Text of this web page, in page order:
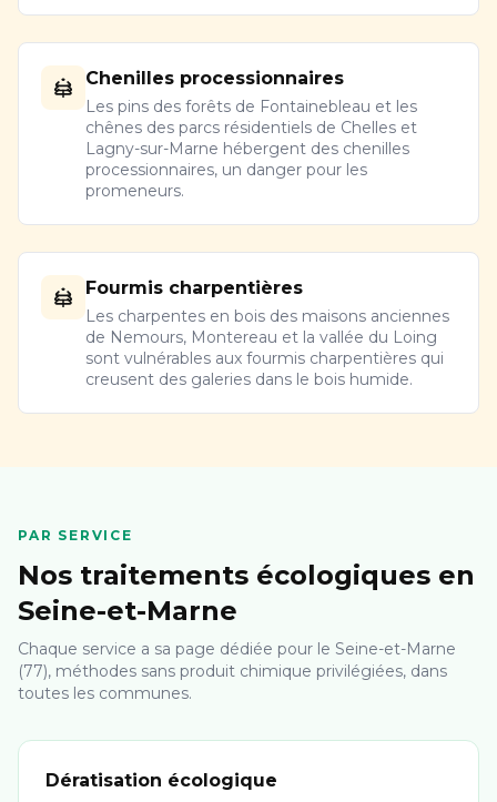
Chenilles processionnaires
Les pins des forêts de Fontainebleau et les
chênes des parcs résidentiels de Chelles et
Lagny-sur-Marne hébergent des chenilles
processionnaires, un danger pour les
promeneurs.
Fourmis charpentières
Les charpentes en bois des maisons anciennes
de Nemours, Montereau et la vallée du Loing
sont vulnérables aux fourmis charpentières qui
creusent des galeries dans le bois humide.
PAR SERVICE
Nos traitements écologiques en
Seine-et-Marne
Chaque service a sa page dédiée pour le Seine-et-Marne
(77), méthodes sans produit chimique privilégiées, dans
toutes les communes.
Dératisation écologique